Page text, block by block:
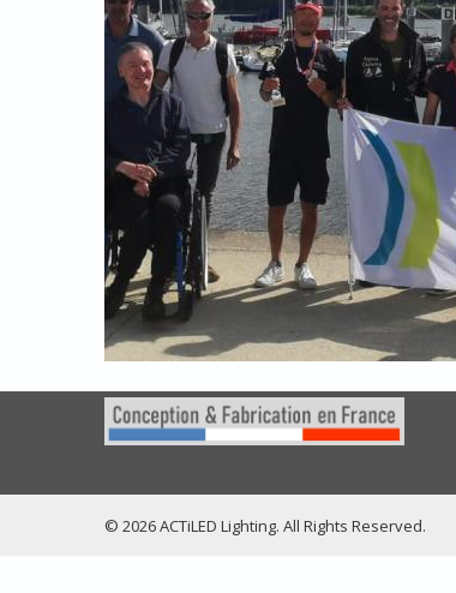
© 2026 ACTiLED Lighting. All Rights Reserved.